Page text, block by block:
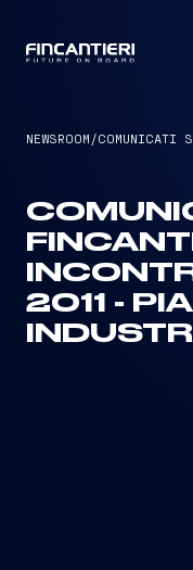
NEWSROOM /COMUNICATI
2011 -